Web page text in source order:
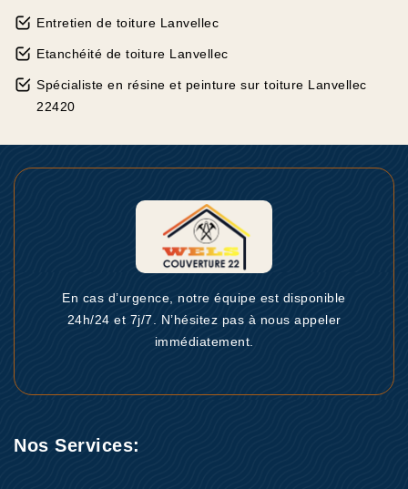
Entretien de toiture Lanvellec
Etanchéité de toiture Lanvellec
Spécialiste en résine et peinture sur toiture Lanvellec
22420
En cas d’urgence, notre équipe est disponible
24h/24 et 7j/7. N’hésitez pas à nous appeler
immédiatement.
Nos Services: